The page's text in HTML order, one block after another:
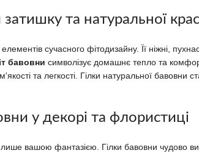
та натуральної
сучасного фітодизайну. Її ніжні,
бавовни символізує домашнє тепло та
та легкості. Гілки натуральної
у декорі та флористиці
вашою фантазією. Гілки бавовни чудово